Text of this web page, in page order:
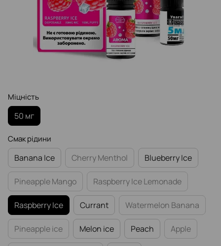
Міцність
50 мг
Смак рідини
Banana Ice Cherry Menthol Blueberry Ice
Pineapple Mango Raspberry Ice Lemonade
Raspberry Ice Currant Watermelon Banana
Pineapple ice Melon ice Peach Apple